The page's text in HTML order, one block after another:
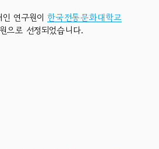
연구원이 한국전통문화대학교
으로 선정되었습니다.